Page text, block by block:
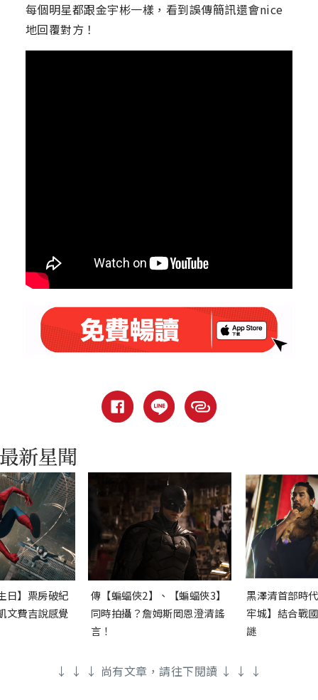
每個明星都跟金宇彬一樣，看到誤傳簡訊還會nice
地回覆對方！
日】票房破紀
文費吉說感覺
傳【蝙蝠俠2】、【蝙蝠俠3】
同時拍攝？詹姆斯岡恩澄清謠
言！
黑澤清首部時
牢城】結合戰
謎
↓ ↓ ↓ 尚有文章，請往下閱讀 ↓ ↓ ↓